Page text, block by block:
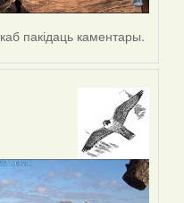
каб пакідаць каментары.